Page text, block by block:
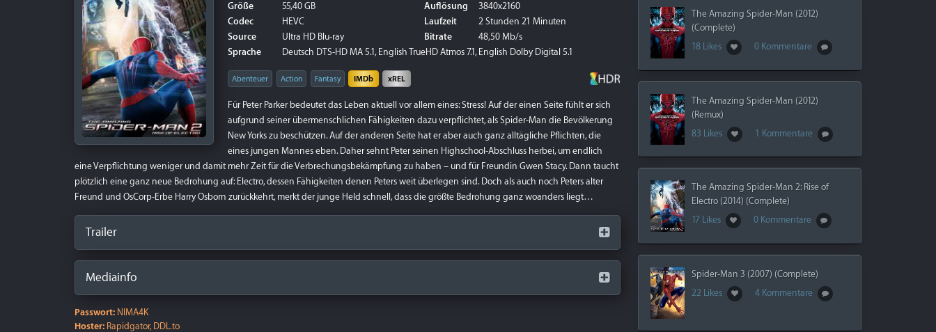
Größe
55,40 GB
Codec
HEVC
Source
Ultra HD Blu-ray
Sprache
Deutsch DTS-HD MA 5.1, English TrueHD Atmos 7.1, English Dolby Digital 5.1
Auflösung
3840x2160
Laufzeit
2 Stunden 21 Minuten
Bitrate
48,50 Mb/s
Abenteuer Action Fantasy IMDb xREL
Für Peter Parker bedeutet das Leben aktuell vor allem eines: Stress! Auf der einen Seite fühlt er sich
aufgrund seiner übermenschlichen Fähigkeiten dazu verpflichtet, als Spider-Man die Bevölkerung
New Yorks zu beschützen. Auf der anderen Seite hat er aber auch ganz alltägliche Pflichten, die
eines jungen Mannes eben. Daher sehnt Peter seinen Highschool-Abschluss herbei, um endlich
eine Verpflichtung weniger und damit mehr Zeit für die Verbrechungsbekämpfung zu haben – und für Freundin Gwen Stacy. Dann taucht
plötzlich eine ganz neue Bedrohung auf: Electro, dessen Fähigkeiten denen Peters weit überlegen sind. Doch als auch noch Peters alter
Freund und OsCorp-Erbe Harry Osborn zurückkehrt, merkt der junge Held schnell, dass die größte Bedrohung ganz woanders liegt…
Trailer
Mediainfo
Passwort: NIMA4K
Hoster: Rapidgator, DDL.to
The Amazing Spider-Man (2012)
(Complete)
18 Likes
0 Kommentare
The Amazing Spider-Man (2012)
(Remux)
83 Likes
1 Kommentare
The Amazing Spider-Man 2: Rise of
Electro (2014) (Complete)
17 Likes
0 Kommentare
Spider-Man 3 (2007) (Complete)
22 Likes
4 Kommentare